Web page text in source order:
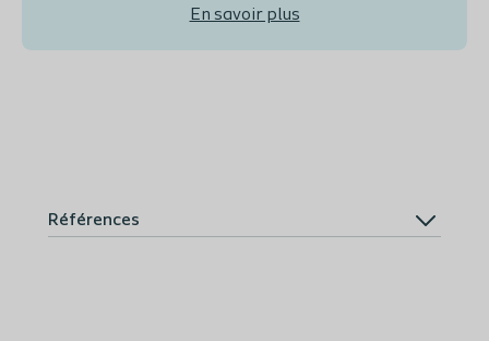
En savoir plus
Références